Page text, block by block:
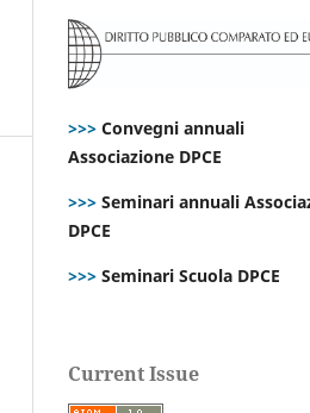
>>> Convegni annuali
Associazione DPCE
>>> Seminari annuali
DPCE
>>> Seminari Scuola DPCE
Current Issue